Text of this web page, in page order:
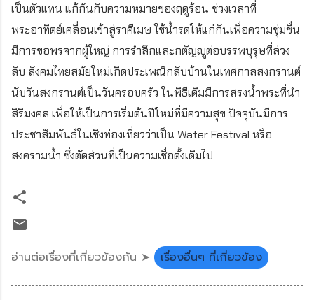
เป็นตัวแทน แก้กันกับความหมายของฤดูร้อน ช่วงเวลาที่
พระอาทิตย์เคลื่อนเข้าสู่ราศีเมษ ใช้น้ำรดให้แก่กันเพื่อความชุ่มชื่น
มีการขอพรจากผู้ใหญ่ การรำลึกและกตัญญูต่อบรรพบุรุษที่ล่วง
ลับ สังคมไทยสมัยใหม่เกิดประเพณีกลับบ้านในเทศกาลสงกรานต์
นับวันสงกรานต์เป็นวันครอบครัว ในพิธีเดิมมีการสรงน้ำพระที่นำ
สิริมงคล เพื่อให้เป็นการเริ่มต้นปีใหม่ที่มีความสุข ปัจจุบันมีการ
ประชาสัมพันธ์ในเชิงท่องเที่ยวว่าเป็น Water Festival หรือ
สงครามน้ำ ซึ่งตัดส่วนที่เป็นความเชื่อดั้งเดิมไป
อ่านต่อเรื่องที่เกี่ยวข้องกัน ➤ เรื่องอื่นๆ ที่เกี่ยวข้อง